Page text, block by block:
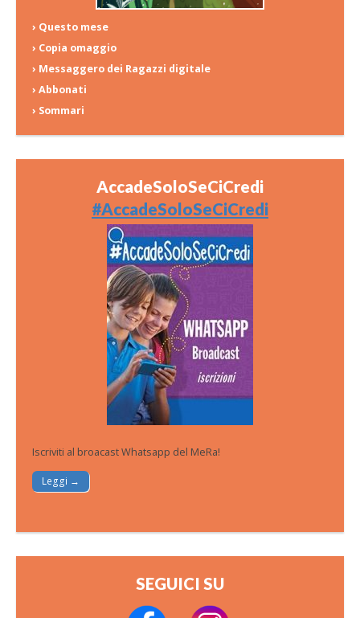
› Questo mese
› Copia omaggio
› Messaggero dei Ragazzi digitale
› Abbonati
› Sommari
AccadeSoloSeCiCredi
#AccadeSoloSeCiCredi
Iscriviti al broacast Whatsapp del MeRa!
Leggi →
SEGUICI SU